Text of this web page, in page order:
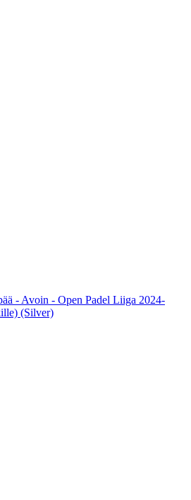
- Avoin - Open Padel Liiga 2024-
(Silver)